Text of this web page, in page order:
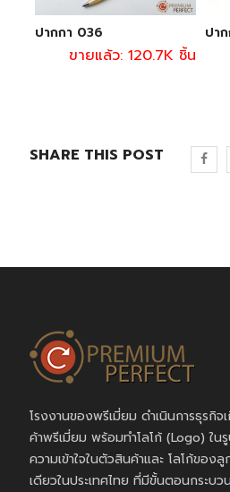
ปากกา 036
ขายแล้ว: 120.7K ชิ้น
ปา
SHARE THIS POST
โรงงานของพรีเมี่ยม ดำเนินการธุรกิ
ค้าพรีเมี่ยม พร้อมทำโลโก้ (Logo) ใน
ความเข้าใจในตัวสินค้าและ โลโก้ของลู
เดียวในประเทศไทย ที่มีขั้นตอนกระบว